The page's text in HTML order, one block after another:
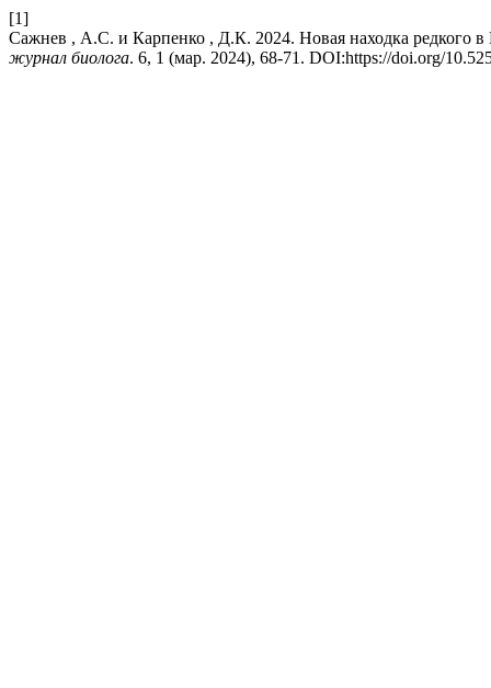
[1]
Сажнев , А.С. и Карпенко , Д.К. 2024. Новая находка редкого в
журнал биолога. 6, 1 (мар. 2024), 68-71. DOI:https://doi.org/